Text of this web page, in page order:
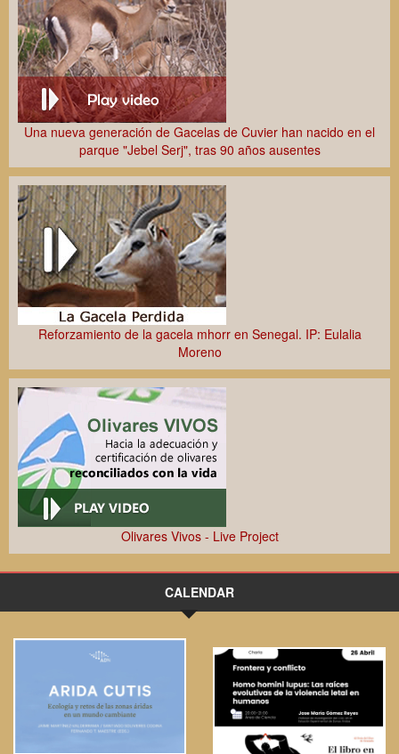
Una nueva generación de Gacelas de Cuvier han nacido en el
parque "Jebel Serj", tras 90 años ausentes
Reforzamiento de la gacela mhorr en Senegal. IP: Eulalia
Moreno
Olivares Vivos - Live Project
CALENDAR